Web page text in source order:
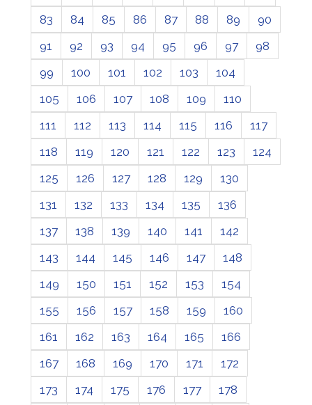
83 84 85 86 87 88 89
90
91
92 93 94 95 96 97
98
99
100 101 102 103
104
105
106 107 108 109
110
111
112 113 114 115 116
117
118
119 120 121 122 123
124
125
126 127 128 129
130
131
132 133 134 135
136
137
138 139 140 141
142
143
144 145 146 147
148
149
150 151 152 153
154
155
156 157 158 159
160
161
162 163 164 165
166
167
168 169 170 171
172
173
174 175 176 177
178